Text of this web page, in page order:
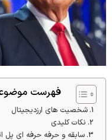
فهرست
شخصیت های ارزدیجیتال
نکات کلیدی
سابقه و حرفه حرفه ای پل